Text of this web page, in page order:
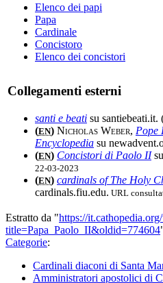
Elenco dei papi
Papa
Cardinale
Concistoro
Elenco dei concistori
Collegamenti esterni
santi e beati su santiebeati.it.
(EN) Nicholas Weber, Pope
Encyclopedia su
(EN) Concistori di Paolo II
22-03-2023
(EN) cardinals of The Holy
cardinals.fiu.edu. URL
Estratto da "https://
title=Papa_Paolo_II&oldid=774604
Categorie:
Cardinali diaconi di Santa
Amministratori apostolici di